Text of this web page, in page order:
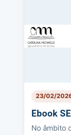
23/02/
Ebook
No âmbito